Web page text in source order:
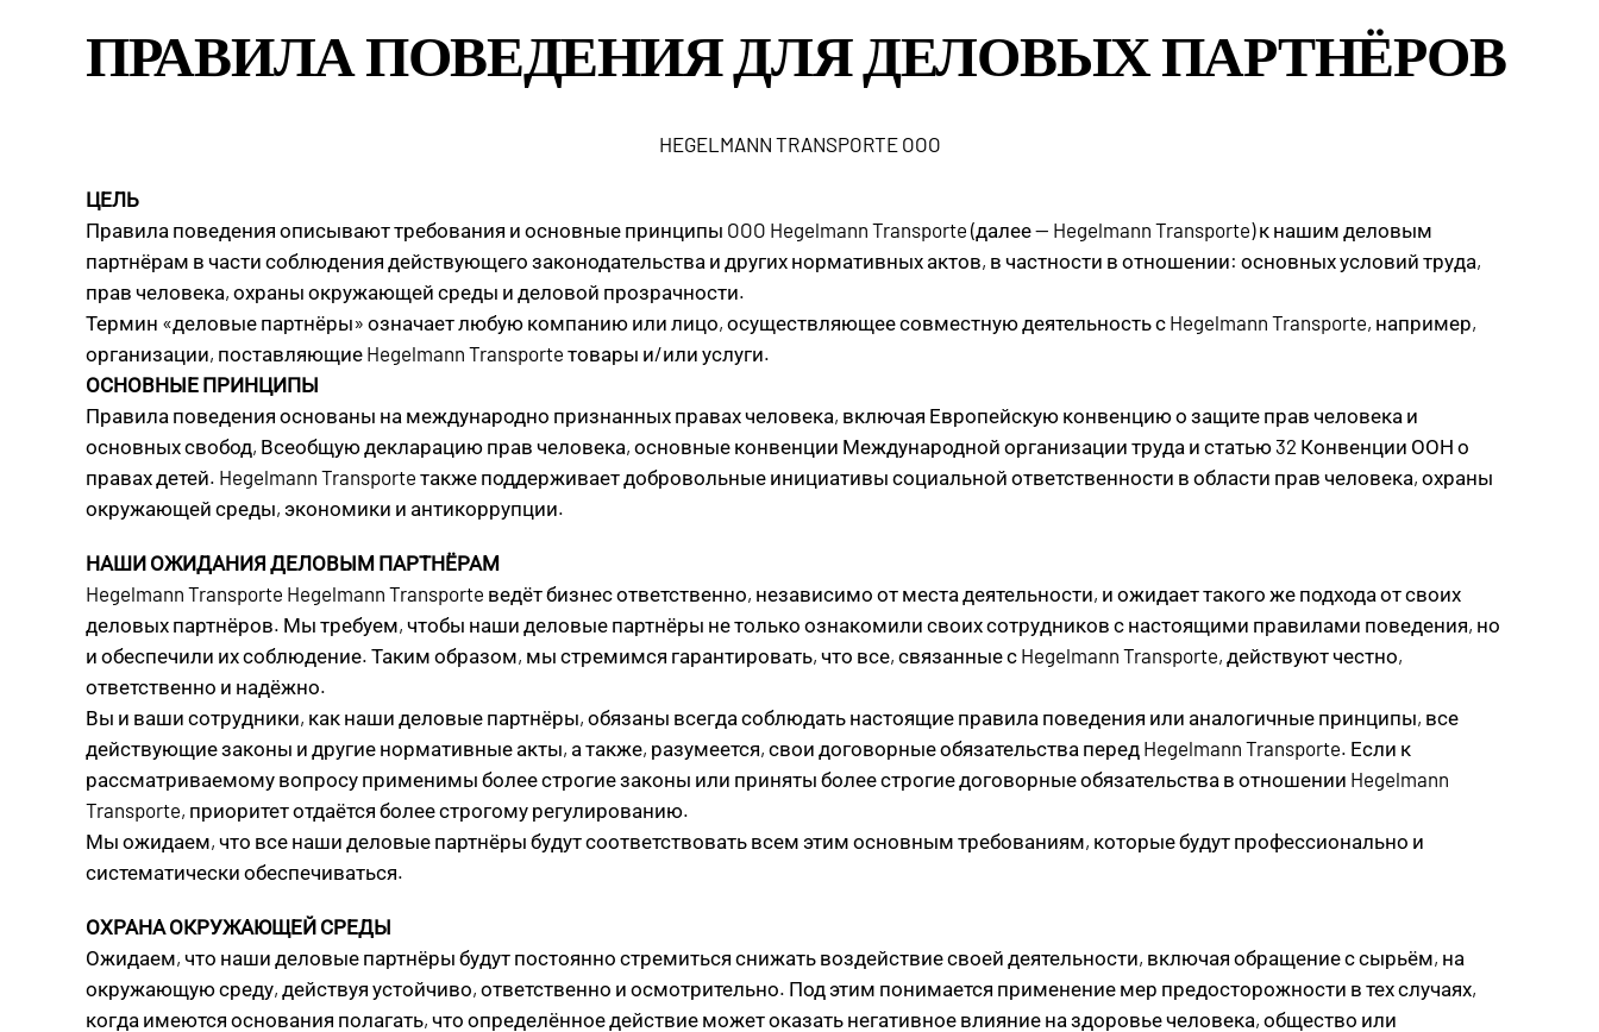
ПРАВИЛА ПОВЕДЕНИЯ ДЛЯ ДЕЛОВЫХ ПАРТНЁРОВ
HEGELMANN TRANSPORTE OOO
ЦЕЛЬ
Правила поведения описывают требования и основные принципы OOO Hegelmann Transporte (далее — Hegelmann Transporte) к нашим деловым
партнёрам в части соблюдения действующего законодательства и других нормативных актов, в частности в отношении: основных условий труда,
прав человека, охраны окружающей среды и деловой прозрачности.
Термин «деловые партнёры» означает любую компанию или лицо, осуществляющее совместную деятельность с Hegelmann Transporte, например,
организации, поставляющие Hegelmann Transporte товары и/или услуги.
ОСНОВНЫЕ ПРИНЦИПЫ
Правила поведения основаны на международно признанных правах человека, включая Европейскую конвенцию о защите прав человека и
основных свобод, Всеобщую декларацию прав человека, основные конвенции Международной организации труда и статью 32 Конвенции ООН о
правах детей. Hegelmann Transporte также поддерживает добровольные инициативы социальной ответственности в области прав человека, охраны
окружающей среды, экономики и антикоррупции.
НАШИ ОЖИДАНИЯ ДЕЛОВЫМ ПАРТНЁРАМ
Hegelmann Transporte Hegelmann Transporte ведёт бизнес ответственно, независимо от места деятельности, и ожидает такого же подхода от своих
деловых партнёров. Мы требуем, чтобы наши деловые партнёры не только ознакомили своих сотрудников с настоящими правилами поведения, но
и обеспечили их соблюдение. Таким образом, мы стремимся гарантировать, что все, связанные с Hegelmann Transporte, действуют честно,
ответственно и надёжно.
Вы и ваши сотрудники, как наши деловые партнёры, обязаны всегда соблюдать настоящие правила поведения или аналогичные принципы, все
действующие законы и другие нормативные акты, а также, разумеется, свои договорные обязательства перед Hegelmann Transporte. Если к
рассматриваемому вопросу применимы более строгие законы или приняты более строгие договорные обязательства в отношении Hegelmann
Transporte, приоритет отдаётся более строгому регулированию.
Мы ожидаем, что все наши деловые партнёры будут соответствовать всем этим основным требованиям, которые будут профессионально и
систематически обеспечиваться.
ОХРАНА ОКРУЖАЮЩЕЙ СРЕДЫ
Ожидаем, что наши деловые партнёры будут постоянно стремиться снижать воздействие своей деятельности, включая обращение с сырьём, на
окружающую среду, действуя устойчиво, ответственно и осмотрительно. Под этим понимается применение мер предосторожности в тех случаях,
когда имеются основания полагать, что определённое действие может оказать негативное влияние на здоровье человека, общество или